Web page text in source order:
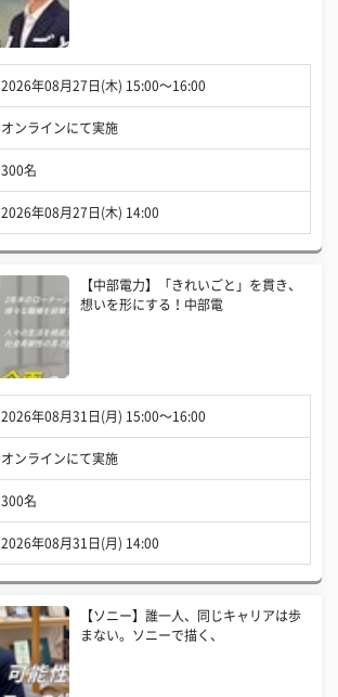
2026年08月27日(木) 15:00〜16:00
オンラインにて実施
300名
2026年08月27日(木) 14:00
【中部電力】「きれいごと」を貫き、
想いを形にする！中部電
2026年08月31日(月) 15:00〜16:00
オンラインにて実施
300名
2026年08月31日(月) 14:00
【ソニー】誰一人、同じキャリアは歩
まない。ソニーで描く、